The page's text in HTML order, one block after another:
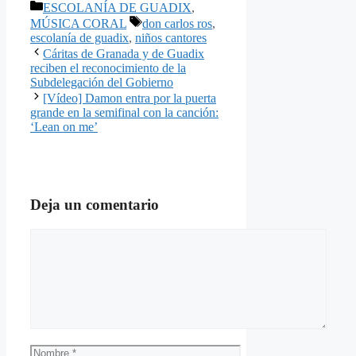
Categorías
ESCOLANÍA DE GUADIX,
MÚSICA CORAL
Etiquetas
don carlos ros,
escolanía de guadix, niños cantores
Cáritas de Granada y de Guadix
reciben el reconocimiento de la
Subdelegación del Gobierno
[Vídeo] Damon entra por la puerta
grande en la semifinal con la canción:
‘Lean on me’
Deja un comentario
Nombre